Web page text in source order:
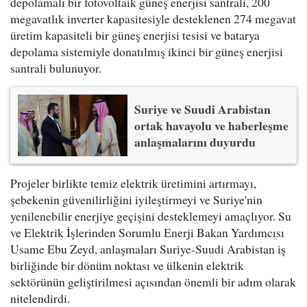
megavatlık inverter kapasitesiyle desteklenen 274 megavat
üretim kapasiteli bir güneş enerjisi tesisi ve batarya
depolama sistemiyle donatılmış ikinci bir güneş enerjisi
santrali bulunuyor.
Suriye ve Suudi Arabistan
ortak havayolu ve haberleşme
anlaşmalarını duyurdu
Projeler birlikte temiz elektrik üretimini artırmayı,
şebekenin güvenilirliğini iyileştirmeyi ve Suriye'nin
yenilenebilir enerjiye geçişini desteklemeyi amaçlıyor. Su
ve Elektrik İşlerinden Sorumlu Enerji Bakan Yardımcısı
Usame Ebu Zeyd, anlaşmaları Suriye-Suudi Arabistan iş
birliğinde bir dönüm noktası ve ülkenin elektrik
sektörünün geliştirilmesi açısından önemli bir adım olarak
nitelendirdi.